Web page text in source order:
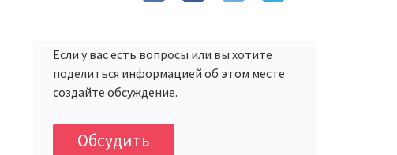
Если у вас есть вопросы или вы хотите
поделиться информацией об этом месте
создайте обсуждение.
Обсудить